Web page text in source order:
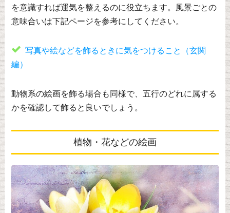
を意識すれば運気を整えるのに役立ちます。風景ごとの
意味合いは下記ページを参考にしてください。
写真や絵などを飾るときに気をつけること（玄関
編）
動物系の絵画を飾る場合も同様で、五行のどれに属する
かを確認して飾ると良いでしょう。
植物・花などの絵画